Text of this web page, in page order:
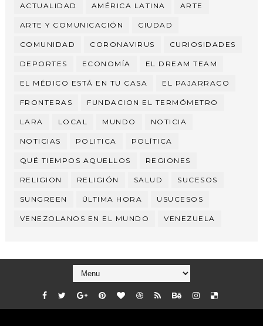
ACTUALIDAD AMÉRICA LATINA ARTE
ARTE Y COMUNICACIÓN CIUDAD
COMUNIDAD CORONAVIRUS CURIOSIDADES
DEPORTES ECONOMÍA EL DREAM TEAM
EL MÉDICO ESTÁ EN TU CASA EL PAJARRACO
FRONTERAS FUNDACION EL TERMÓMETRO
LARA LOCAL MUNDO NOTICIA
NOTICIAS POLITICA POLÍTICA
QUÉ TIEMPOS AQUELLOS REGIONES
RELIGION RELIGIÓN SALUD SUCESOS
SUNGREEN ÚLTIMA HORA USUCESOS
VENEZOLANOS EN EL MUNDO VENEZUELA